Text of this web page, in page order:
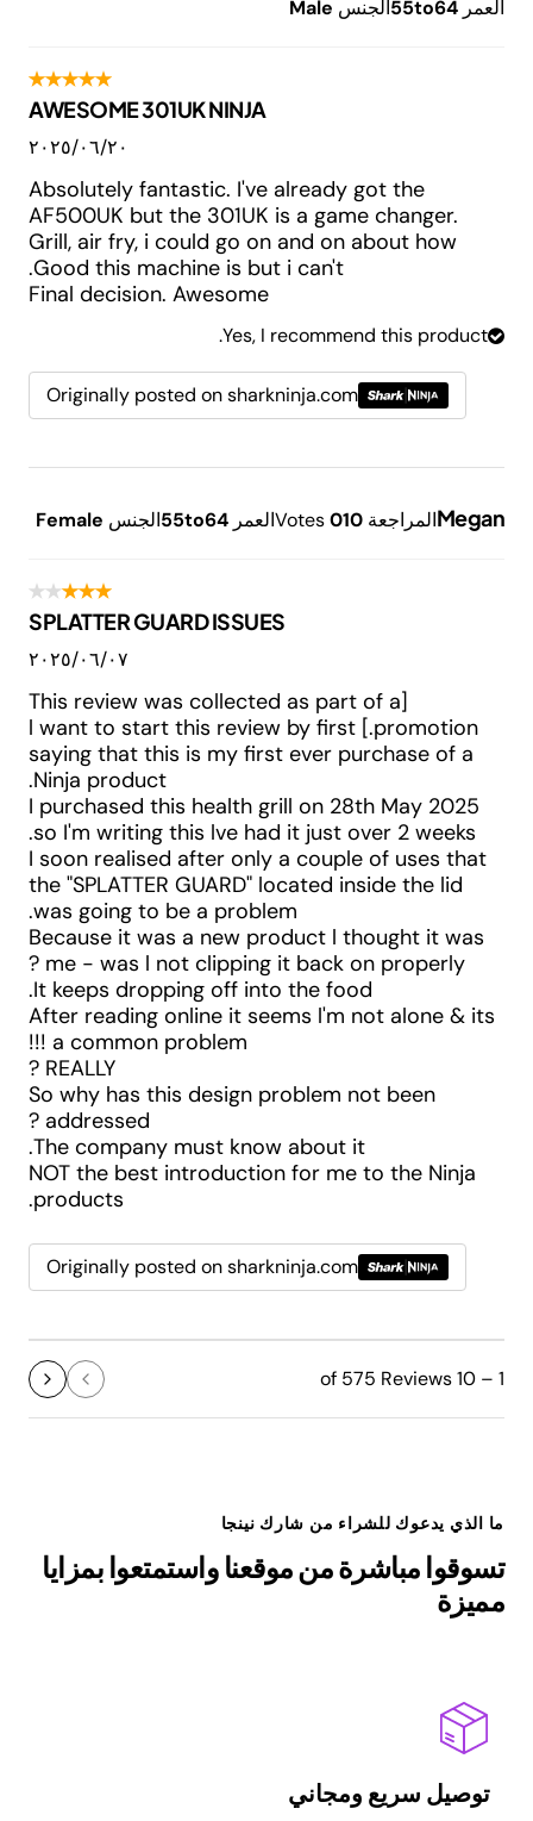
العمر 55to64 الجنس Male
AWESOME 301UK NINJA
٢٠‏/٠٦‏/٢٠٢٥
Absolutely fantastic. I've already got the
AF500UK but the 301UK is a game changer.
Grill, air fry, i could go on and on about how
Good this machine is but i can't.
Final decision. Awesome
Yes, I recommend this product.
Originally posted on sharkninja.com
Meganالمراجعة 10
Votes 0 العمر 55to64الجنس Female
SPLATTER GUARD ISSUES
٠٧‏/٠٦‏/٢٠٢٥
[This review was collected as part of a
promotion.] l want to start this review by first
saying that this is my first ever purchase of a
Ninja product.
I purchased this health grill on 28th May 2025
so I'm writing this lve had it just over 2 weeks.
I soon realised after only a couple of uses that
the "SPLATTER GUARD" located inside the lid
was going to be a problem.
Because it was a new product l thought it was
me - was l not clipping it back on properly ?
It keeps dropping off into the food.
After reading online it seems l'm not alone & its
a common problem !!!
REALLY ?
So why has this design problem not been
addressed ?
The company must know about it.
NOT the best introduction for me to the Ninja
products.
Originally posted on sharkninja.com
1 – 10 of 575 Reviews
ما الذي يدعوك للشراء من شارك نينجا
تسوقوا مباشرة من موقعنا واستمتعوا بمزايا
مميزة
توصيل سريع ومجاني